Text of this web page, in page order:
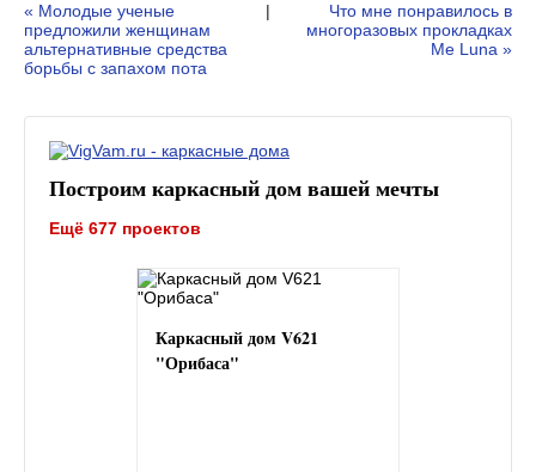
« Молодые ученые
предложили женщинам
альтернативные средства
борьбы с запахом пота
|
Что мне понравилось в
многоразовых прокладках
Me Luna »
Построим каркасный дом вашей мечты
Ещё 677 проектов
Каркасный дом V621
"Орибаса"